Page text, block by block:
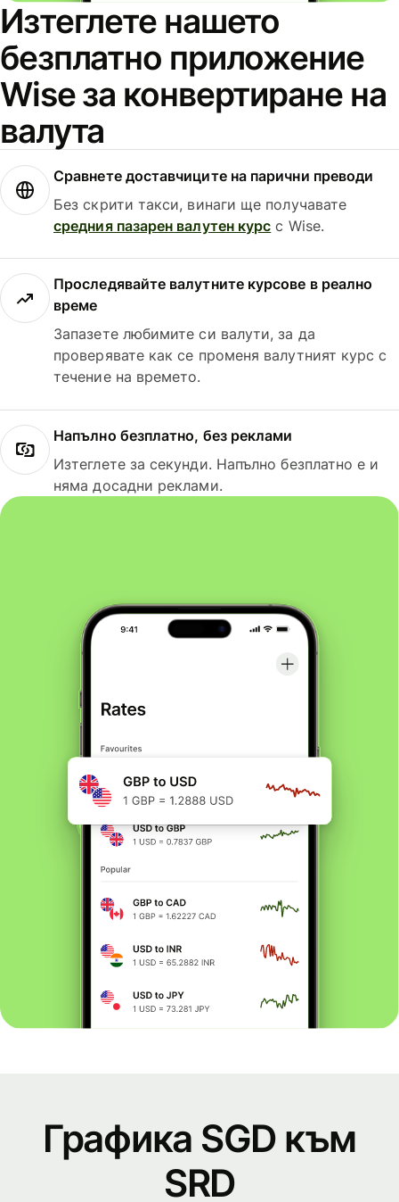
Изтеглете нашето
безплатно приложение
Wise за конвертиране на
валута
Сравнете доставчиците на парични преводи
Без скрити такси, винаги ще получавате
средния пазарен валутен курс с Wise.
Проследявайте валутните курсове в реално
време
Запазете любимите си валути, за да
проверявате как се променя валутният курс с
течение на времето.
Напълно безплатно, без реклами
Изтеглете за секунди. Напълно безплатно е и
няма досадни реклами.
Графика SGD към
SRD